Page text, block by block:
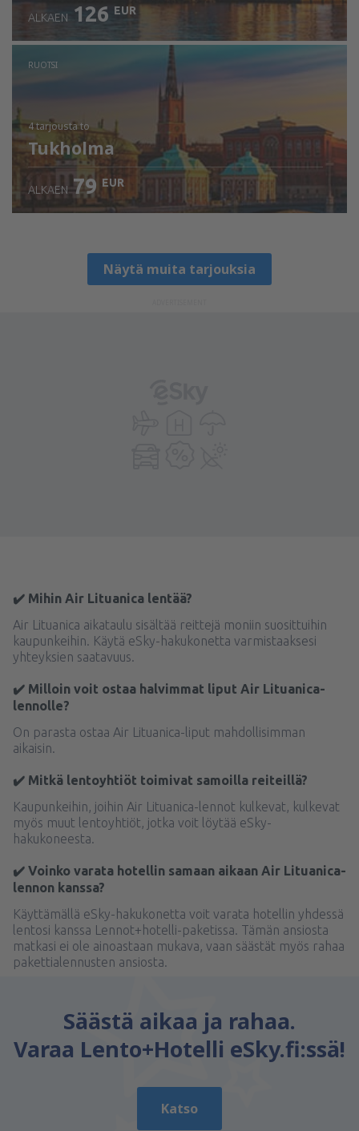
ALKAEN 126 EUR
RUOTSI
4 tarjoustato
Tukholma
ALKAEN 79 EUR
Näytä muita tarjouksia
✔️ Mihin Air Lituanica lentää?
Air Lituanica aikataulu sisältää reittejä moniin suosittuihin
kaupunkeihin. Käytä eSky-hakukonetta varmistaaksesi
yhteyksien saatavuus.
✔️ Milloin voit ostaa halvimmat liput Air Lituanica-
lennolle?
On parasta ostaa Air Lituanica-liput mahdollisimman
aikaisin.
✔️ Mitkä lentoyhtiöt toimivat samoilla reiteillä?
Kaupunkeihin, joihin Air Lituanica-lennot kulkevat, kulkevat
myös muut lentoyhtiöt, jotka voit löytää eSky-
hakukoneesta.
✔️ Voinko varata hotellin samaan aikaan Air Lituanica-
lennon kanssa?
Käyttämällä eSky-hakukonetta voit varata hotellin yhdessä
lentosi kanssa Lennot+hotelli-paketissa. Tämän ansiosta
matkasi ei ole ainoastaan mukava, vaan säästät myös rahaa
pakettialennusten ansiosta.
Säästä aikaa ja rahaa.
Varaa Lento+Hotelli eSky.fi:ssä!
Katso